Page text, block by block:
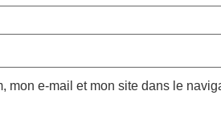
mon e-mail et mon site dans le